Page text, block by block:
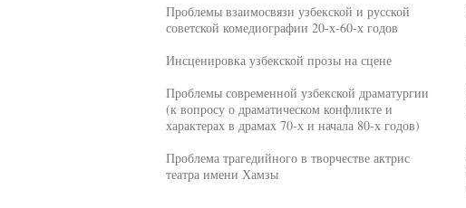
Проблемы взаимосвязи узбекской и русской
советской комедиографии 20-х-60-х годов
Инсценировка узбекской прозы на сцене
Проблемы современной узбекской драматургии
(к вопросу о драматическом конфликте и
характерах в драмах 70-х и начала 80-х годов)
Проблема трагедийного в творчестве актрис
театра имени Хамзы